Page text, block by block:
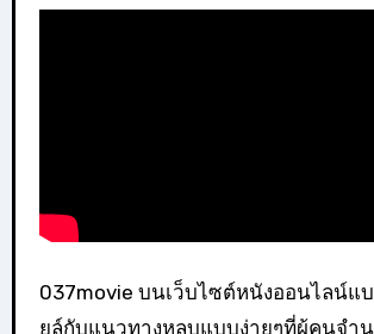
037movie บนเว็บไซต์หนังออนไลน์แ
ยล์กับแนวทางหลบแบบง่ายๆที่ผู้คนจำ